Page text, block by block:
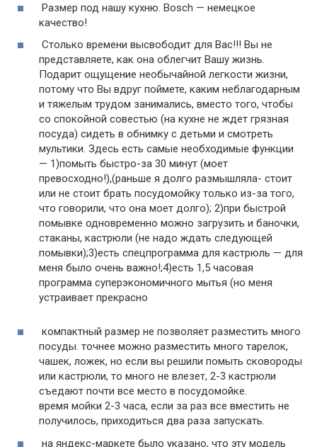
Размер под нашу кухню. Bosch — немецкое
качество!
Столько времени высвободит для Вас!!! Вы не
представляете, как она облегчит Вашу жизнь.
Подарит ощущение необычайной легкости жизни,
потому что Вы вдруг поймете, каким неблагодарным
и тяжелым трудом занимались, вместо того, чтобы
со спокойной совестью (на кухне не ждет грязная
посуда) сидеть в обнимку с детьми и смотреть
мультики. Здесь есть самые необходимые функции
— 1)помыть быстро-за 30 минут (моет
превосходно!),(раньше я долго размышляла- стоит
или не стоит брать посудомойку только из-за того,
что говорили, что она моет долго); 2)при быстрой
помывке одновременно можно загрузить и баночки,
стаканы, кастрюли (не надо ждать следующей
помывки);3)есть спецпрограмма для кастрюль — для
меня было очень важно!;4)есть 1,5 часовая
программа суперэкономичного мытья (но меня
устраивает прекрасно
компактный размер не позволяет разместить много
посуды. точнее можно разместить много тарелок,
чашек, ложек, но если вы решили помыть сковороды
или кастрюли, то много не влезет, 2-3 кастрюли
съедают почти все место в посудомойке.
время мойки 2-3 часа, если за раз все вместить не
получилось, приходиться два раза запускать.
на яндекс-маркете было указано, что эту модель